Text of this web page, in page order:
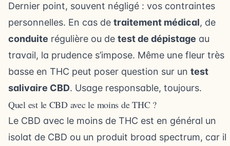
Dernier point, souvent négligé : vos contraintes
personnelles. En cas de traitement médical, de
conduite régulière ou de test de dépistage au
travail, la prudence s’impose. Même une fleur très
basse en THC peut poser question sur un test
salivaire CBD. Usage responsable, toujours.
Quel est le CBD avec le moins de THC ?
Le CBD avec le moins de THC est en général un
isolat de CBD ou un produit broad spectrum, car il